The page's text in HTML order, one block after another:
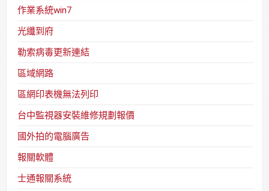
作業系統win7
光纖到府
勒索病毒更新連結
區域網路
區網印表機無法列印
台中監視器安裝維修規劃報價
國外拍的電腦廣告
報關軟體
士通報關系統